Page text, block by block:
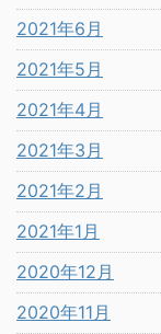
2021年6月
2021年5月
2021年4月
2021年3月
2021年2月
2021年1月
2020年12月
2020年11月